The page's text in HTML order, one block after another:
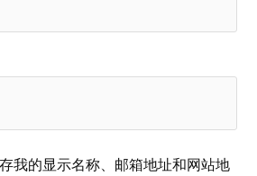
我的显示名称、邮箱地址和网站地